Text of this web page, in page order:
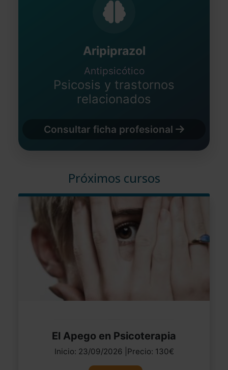
Aripiprazol
Antipsicótico
Psicosis y trastornos
relacionados
Consultar ficha profesional
Próximos cursos
El Apego en Psicoterapia
Inicio: 23/09/2026 |Precio: 130€